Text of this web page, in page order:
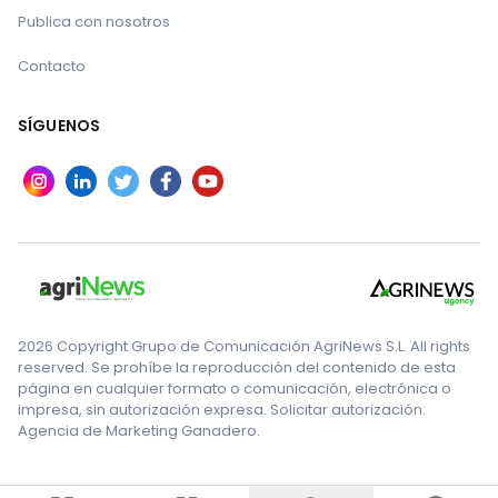
RumiForum 2025 se consolida como el nuevo
Publica con nosotros
Contacto
SÍGUENOS
2026 Copyright Grupo de Comunicación AgriNews S.L. All rights
reserved. Se prohíbe la reproducción del contenido de esta
página en cualquier formato o comunicación, electrónica o
impresa, sin autorización expresa. Solicitar autorización.
Agencia de Marketing Ganadero.